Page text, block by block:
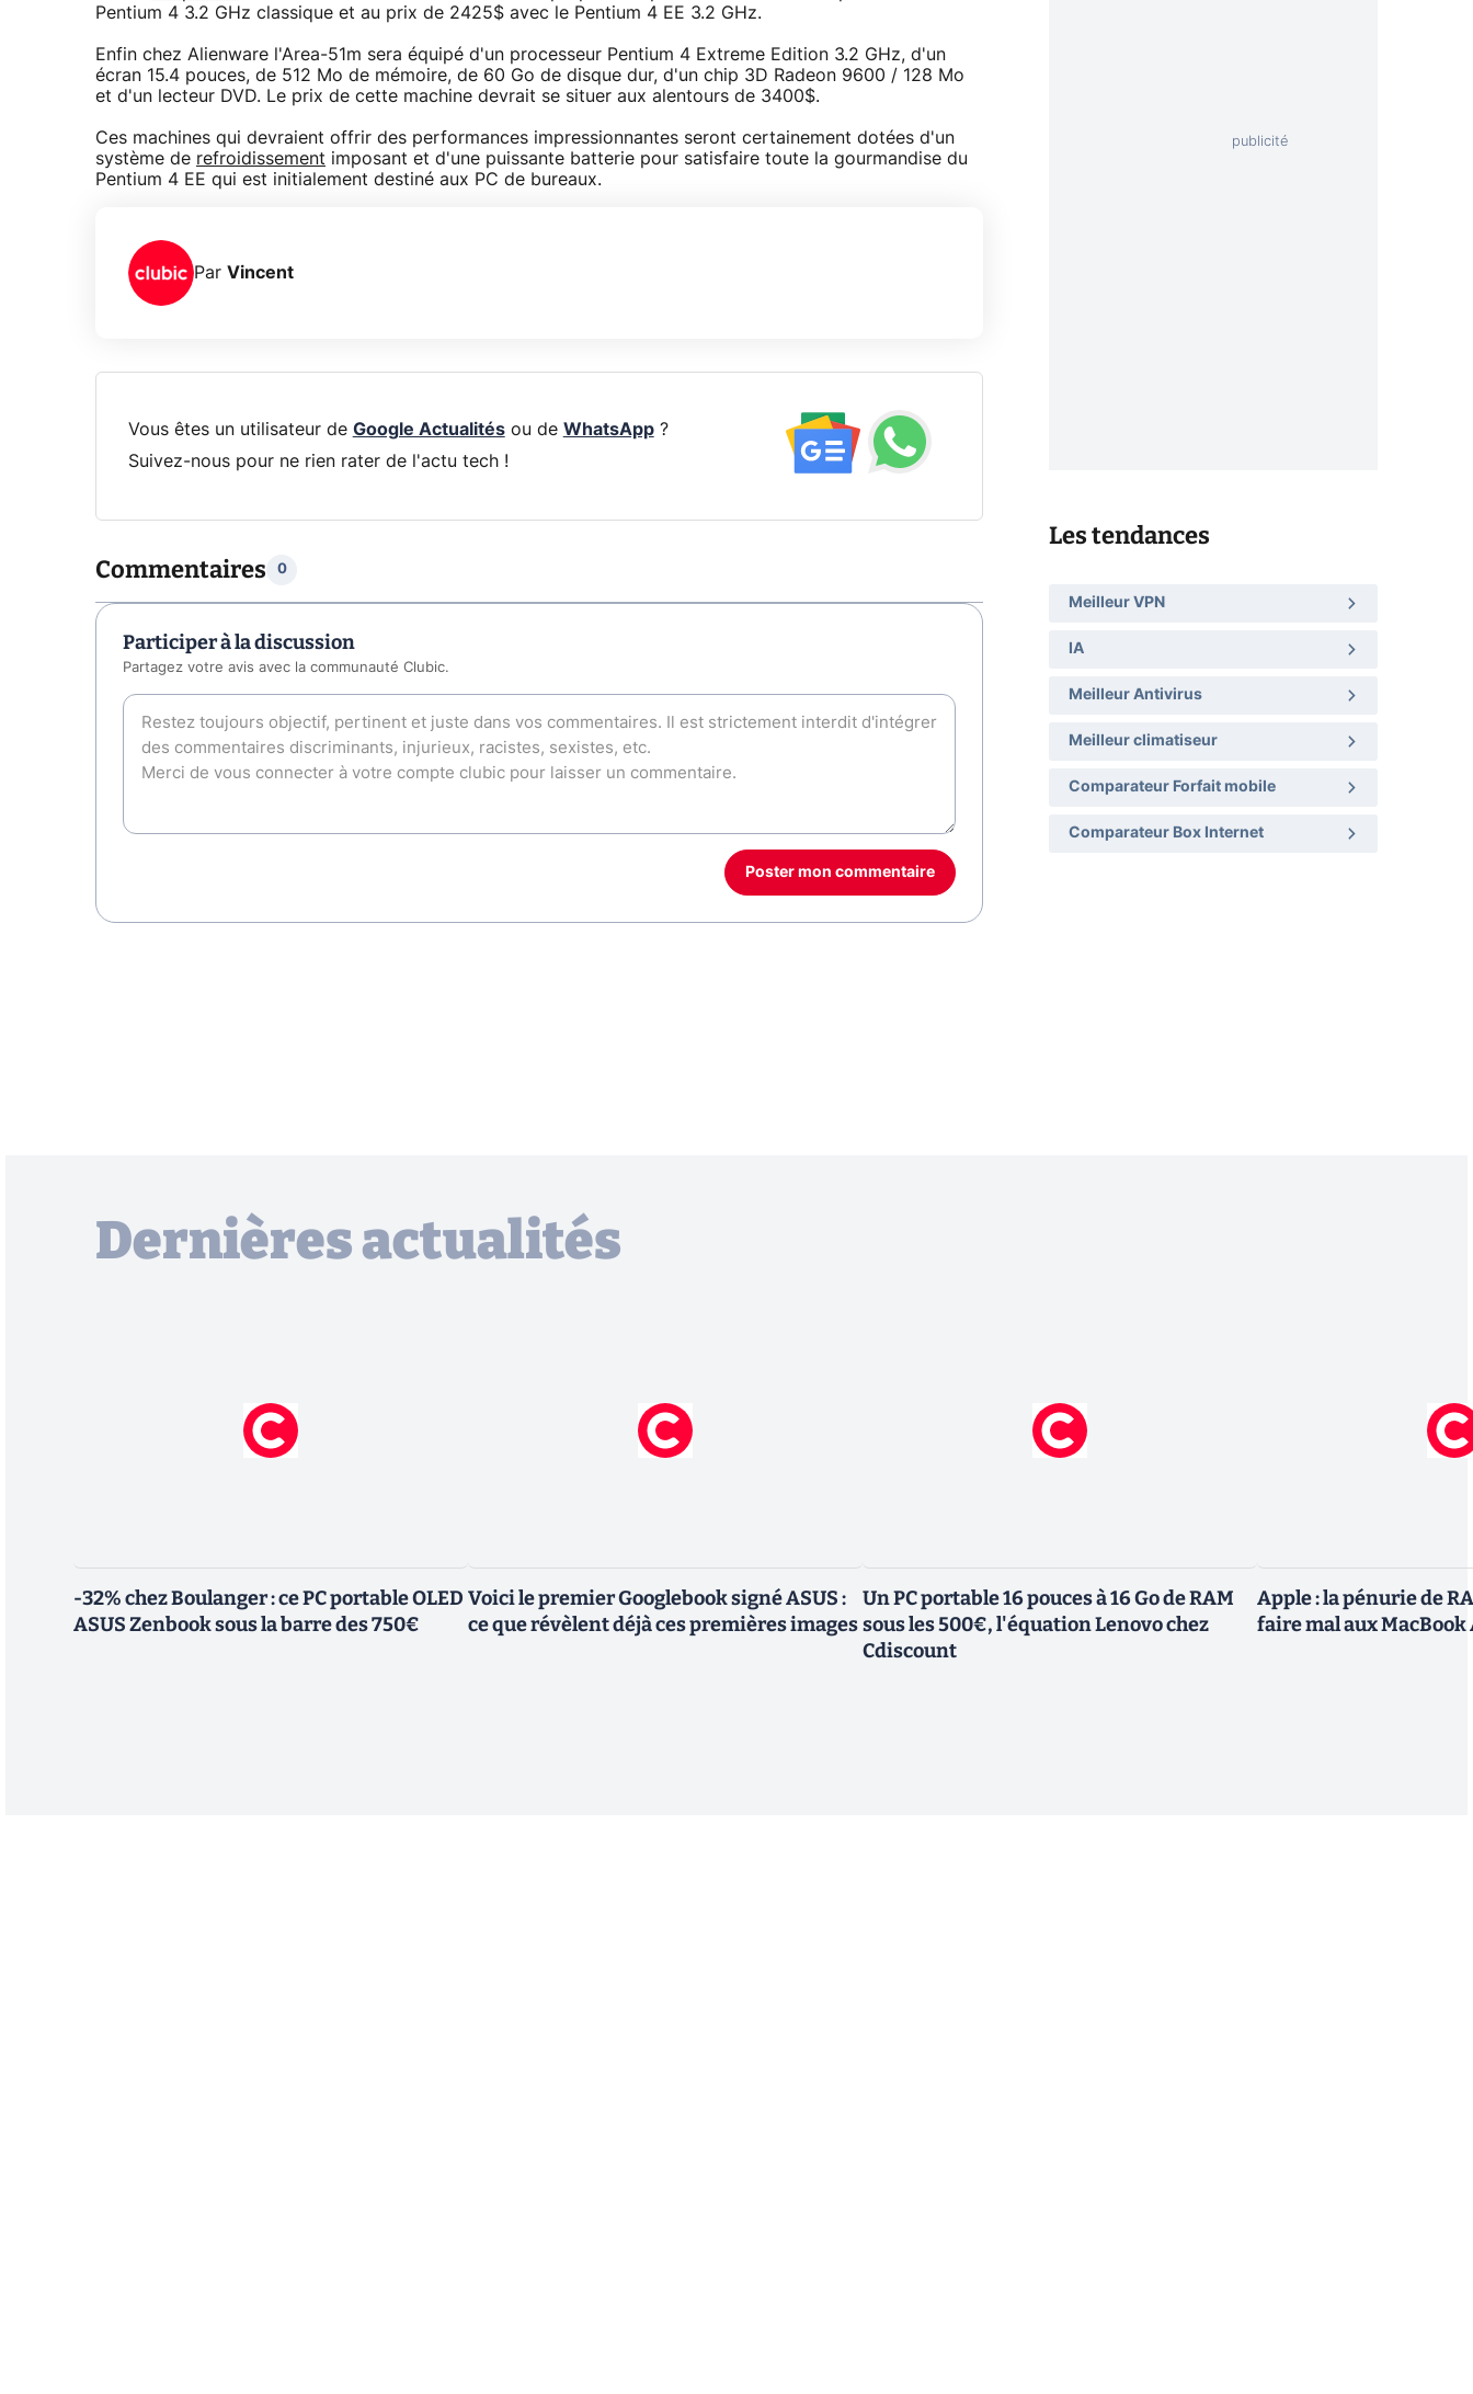
Pentium 4 3.2 GHz classique et au prix de 2425$ avec le Pentium 4 EE 3.2 GHz.
Enfin chez Alienware l'Area-51m sera équipé d'un processeur Pentium 4 Extreme Edition 3.2 GHz, d'un
écran 15.4 pouces, de 512 Mo de mémoire, de 60 Go de disque dur, d'un chip 3D Radeon 9600 / 128 Mo
et d'un lecteur DVD. Le prix de cette machine devrait se situer aux alentours de 3400$.
Ces machines qui devraient offrir des performances impressionnantes seront certainement dotées d'un
système de refroidissement imposant et d'une puissante batterie pour satisfaire toute la gourmandise du
Pentium 4 EE qui est initialement destiné aux PC de bureaux.
Par Vincent
Vous êtes un utilisateur de Google Actualitésou de WhatsApp?
Suivez-nous pour ne rien rater de l'actu tech !
Commentaires 0
Participer à la discussion
Partagez votre avis avec la communauté Clubic.
Poster mon commentaire
Les tendances
Meilleur VPN
IA
Meilleur Antivirus
Meilleur climatiseur
Comparateur Forfait mobile
Comparateur Box Internet
Dernières actualités
-32% chez Boulanger : ce PC portable OLED
ASUS Zenbook sous la barre des 750€
Voici le premier Googlebook signé ASUS :
ce que révèlent déjà ces premières images
Un PC portable 16 pouces à 16 Go de RAM
sous les 500€, l'équation Lenovo chez
Cdiscount
Apple : la pénurie de
faire mal aux MacBook